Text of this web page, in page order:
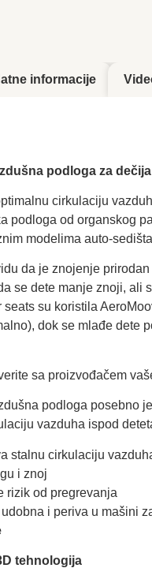
informacije
podloga za
cirkulaciju
podloga od organskog
modelima auto-
da je znojenje
se dete manje znoji,
seats su koristila
dok se mlađe dete
sa proizvođačem
podloga posebno
vazduha ispod
stalnu cirkulaciju
i znoj
rizik od pregrevanja
i periva u mašini
tehnologija